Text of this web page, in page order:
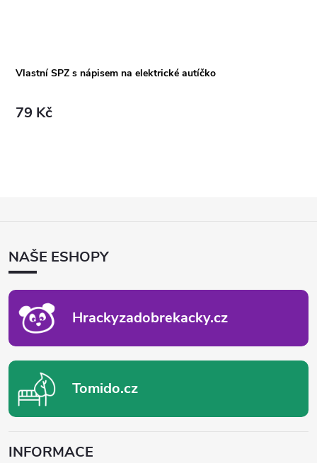
Vlastní SPZ s nápisem na elektrické autíčko
79 Kč
ANAŠE ESHOPY
Hrackyzadobrekacky.cz
Tomido.cz
INFORMACE